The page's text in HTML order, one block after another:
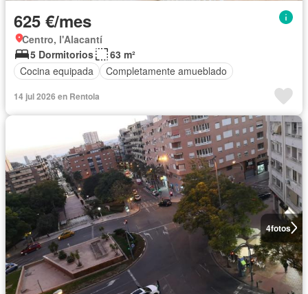
625 €/mes
Centro, l'Alacantí
5 Dormitorios
63 m²
Cocina equipada
Completamente amueblado
14 jul 2026 en Rentola
4fotos